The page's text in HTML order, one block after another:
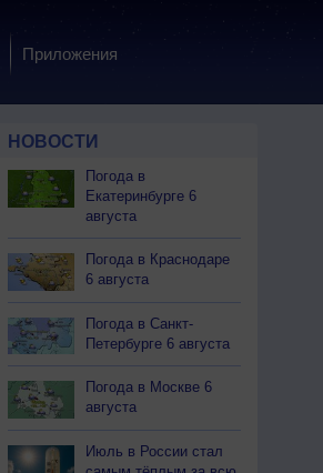
Приложения
НОВОСТИ
Погода в
Екатеринбурге 6
августа
Погода в Краснодаре
6 августа
Погода в Санкт-
Петербурге 6 августа
Погода в Москве 6
августа
Июль в России стал